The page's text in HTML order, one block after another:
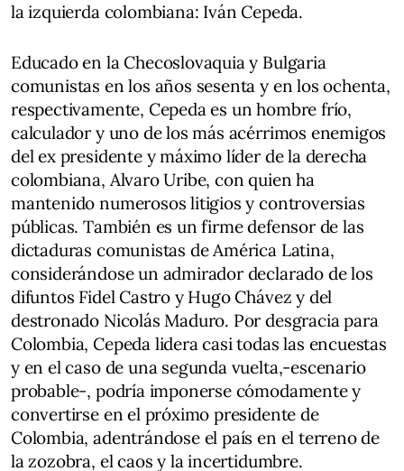
la izquierda colombiana: Iván Cepeda.
Educado en la Checoslovaquia y Bulgaria
comunistas en los años sesenta y en los ochenta,
respectivamente, Cepeda es un hombre frío,
calculador y uno de los más acérrimos enemigos
del ex presidente y máximo líder de la derecha
colombiana, Alvaro Uribe, con quien ha
mantenido numerosos litigios y controversias
públicas. También es un firme defensor de las
dictaduras comunistas de América Latina,
considerándose un admirador declarado de los
difuntos Fidel Castro y Hugo Chávez y del
destronado Nicolás Maduro. Por desgracia para
Colombia, Cepeda lidera casi todas las encuestas
y en el caso de una segunda vuelta,-escenario
probable-, podría imponerse cómodamente y
convertirse en el próximo presidente de
Colombia, adentrándose el país en el terreno de
la zozobra, el caos y la incertidumbre.